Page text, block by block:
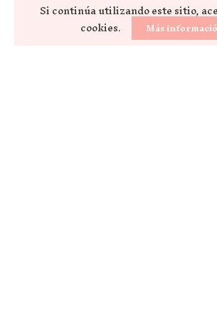
Si continúa utilizando este sitio,
cookies. Más